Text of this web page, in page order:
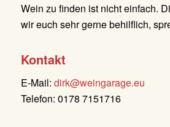
Wein zu finden ist nicht einfach.
wir euch sehr gerne behilflich,
Kontakt
E-Mail: dirk@weingarage.eu
Telefon: 0178 7151716